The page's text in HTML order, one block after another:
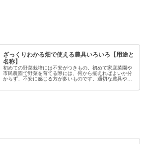
ざっくりわかる畑で使える農具いろいろ【用途と
名称】
初めての野菜栽培には不安がつきもの。初めて家庭菜園や
市民農園で野菜を育てる際には、何から揃えればよいか分
からず、不安に感じる方が多いものです。適切な農具や資
しますが、種類も多く、初心者には...